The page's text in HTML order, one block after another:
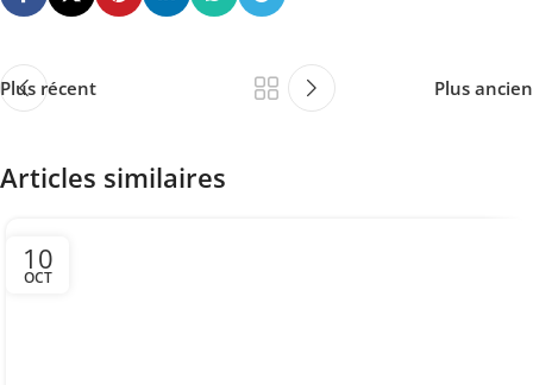
Plus récent Plus ancien
Articles similaires
10
OCT